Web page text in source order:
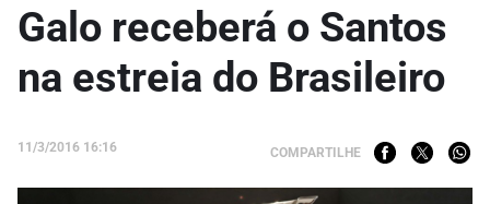
Galo receberá o Santos
na estreia do Brasileiro
11/3/2016 16:16 COMPARTILHE